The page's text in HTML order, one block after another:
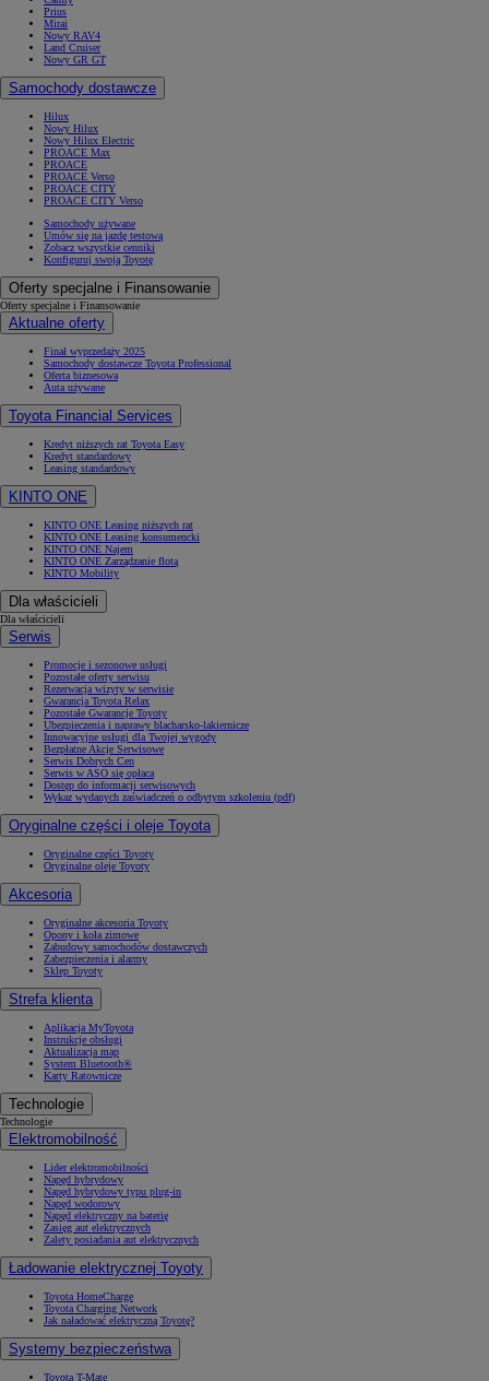
Prius
Mirai
Nowy RAV4
Land Cruiser
Nowy GR GT
Samochody dostawcze
Hilux
Nowy Hilux
Nowy Hilux Electric
PROACE Max
PROACE
PROACE Verso
PROACE CITY
PROACE CITY Verso
Samochody używane
Umów się na jazdę testową
Zobacz wszystkie cenniki
Konfiguruj swoją Toyotę
Oferty specjalne i Finansowanie
Oferty specjalne i Finansowanie
Aktualne oferty
Finał wyprzedaży 2025
Samochody dostawcze Toyota Professional
Oferta biznesowa
Auta używane
Toyota Financial Services
Kredyt niższych rat Toyota Easy
Kredyt standardowy
Leasing standardowy
KINTO ONE
KINTO ONE Leasing niższych rat
KINTO ONE Leasing konsumencki
KINTO ONE Najem
KINTO ONE Zarządzanie flotą
KINTO Mobility
Dla właścicieli
Dla właścicieli
Serwis
Promocje i sezonowe usługi
Pozostałe oferty serwisu
Rezerwacja wizyty w serwisie
Gwarancja Toyota Relax
Pozostałe Gwarancje Toyoty
Ubezpieczenia i naprawy blacharsko-lakiernicze
Innowacyjne usługi dla Twojej wygody
Bezpłatne Akcje Serwisowe
Serwis Dobrych Cen
Serwis w ASO się opłaca
Dostęp do informacji serwisowych
Wykaz wydanych zaświadczeń o odbytym szkoleniu (pdf)
Oryginalne części i oleje Toyota
Oryginalne części Toyoty
Oryginalne oleje Toyoty
Akcesoria
Oryginalne akcesoria Toyoty
Opony i koła zimowe
Zabudowy samochodów dostawczych
Zabezpieczenia i alarmy
Sklep Toyoty
Strefa klienta
Aplikacja MyToyota
Instrukcje obsługi
Aktualizacja map
System Bluetooth®
Karty Ratownicze
Technologie
Technologie
Elektromobilność
Lider elektromobilności
Napęd hybrydowy
Napęd hybrydowy typu plug-in
Napęd wodorowy
Napęd elektryczny na baterię
Zasięg aut elektrycznych
Zalety posiadania aut elektrycznych
Ładowanie elektrycznej Toyoty
Toyota HomeCharge
Toyota Charging Network
Jak naładować elektryczną Toyotę?
Systemy bezpieczeństwa
Toyota T-Mate